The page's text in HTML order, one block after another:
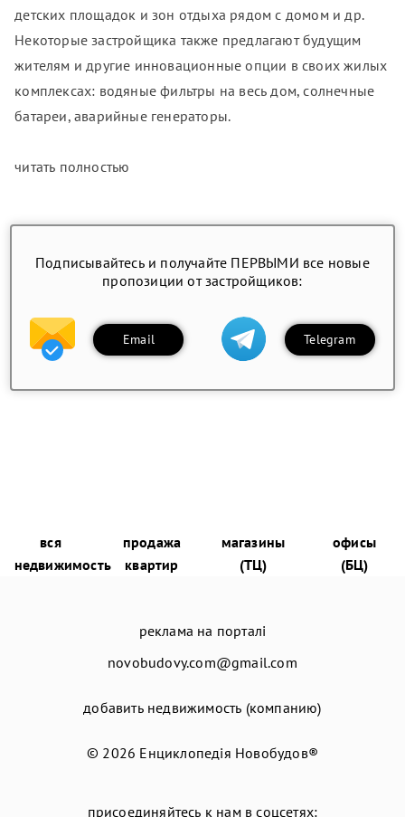
детских площадок и зон отдыха рядом с домом и др.
Некоторые застройщика также предлагают будущим
жителям и другие инновационные опции в своих жилых
комплексах: водяные фильтры на весь дом, солнечные
батареи, аварийные генераторы.
читать полностью
Подписывайтесь и получайте ПЕРВЫМИ все новые
пропозиции от застройщиков:
Email Telegram
вся
недвижимость
продажа
квартир
магазины
(ТЦ)
офисы
(БЦ)
реклама на порталі
novobudovy.com@gmail.com
добавить недвижимость (компанию)
© 2026 Енциклопедія Новобудов®
присоединяйтесь к нам в соцсетях: